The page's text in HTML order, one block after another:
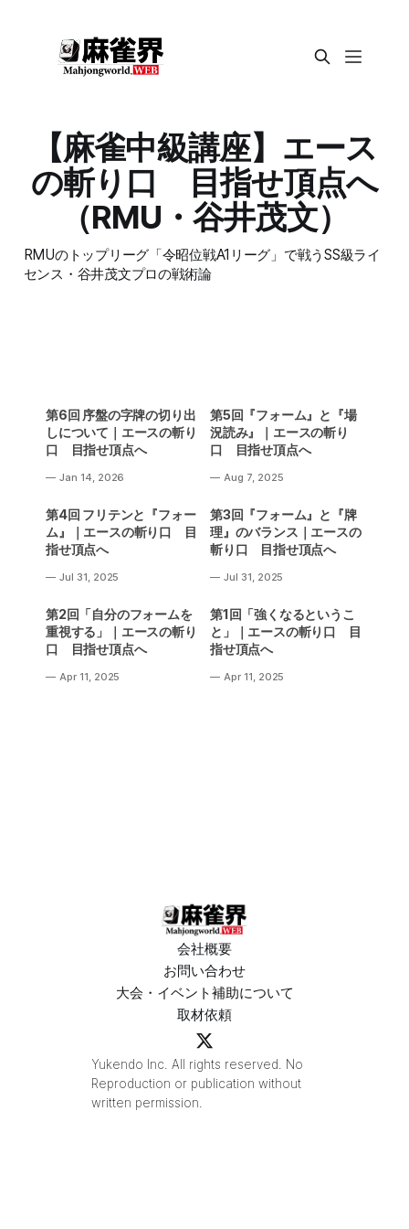
【麻雀中級講座】エース
の斬り口 目指せ頂点へ
（RMU・谷井茂文）
RMUのトップリーグ「令昭位戦A1リーグ」で戦うSS級ライ
センス・谷井茂文プロの戦術論
第6回 序盤の字牌の切り出
しについて｜エースの斬り
口 目指せ頂点へ
Jan 14, 2026
第5回『フォーム』と『場
況読み』｜エースの斬り
口 目指せ頂点へ
Aug 7, 2025
第4回 フリテンと『フォー
ム』｜エースの斬り口 目
指せ頂点へ
Jul 31, 2025
第3回『フォーム』と『牌
理』のバランス｜エースの
斬り口 目指せ頂点へ
Jul 31, 2025
第2回「自分のフォームを
重視する」｜エースの斬り
口 目指せ頂点へ
Apr 11, 2025
第1回「強くなるというこ
と」｜エースの斬り口 目
指せ頂点へ
Apr 11, 2025
会社概要
お問い合わせ
大会・イベント補助について
取材依頼
Yukendo Inc. All rights reserved. No
Reproduction or publication without
written permission.